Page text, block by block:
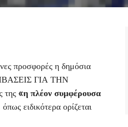
προσφορές η δημόσια
ΓΙΑ ΤΗΝ
«η πλέον συμφέρουσα
όπως ειδικότερα ορίζεται